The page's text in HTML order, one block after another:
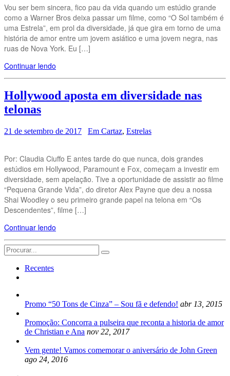
Vou ser bem sincera, fico pau da vida quando um estúdio grande
como a Warner Bros deixa passar um filme, como “O Sol também é
uma Estrela”, em prol da diversidade, já que gira em torno de uma
história de amor entre um jovem asiático e uma jovem negra, nas
ruas de Nova York. Eu […]
Continuar lendo
Hollywood aposta em diversidade nas
telonas
21 de setembro de 2017 Em Cartaz, Estrelas
Por: Claudia Ciuffo E antes tarde do que nunca, dois grandes
estúdios em Hollywood, Paramount e Fox, começam a investir em
diversidade, sem apelação. Tive a oportunidade de assistir ao filme
“Pequena Grande Vida”, do diretor Alex Payne que deu a nossa
Shai Woodley o seu primeiro grande papel na telona em “Os
Descendentes”, filme […]
Continuar lendo
Search
for:
Recentes
Promo “50 Tons de Cinza” – Sou fã e defendo! abr 13, 2015
Promoção: Concorra a pulseira que reconta a historia de amor
de Christian e Ana nov 22, 2017
Vem gente! Vamos comemorar o aniversário de John Green
ago 24, 2016